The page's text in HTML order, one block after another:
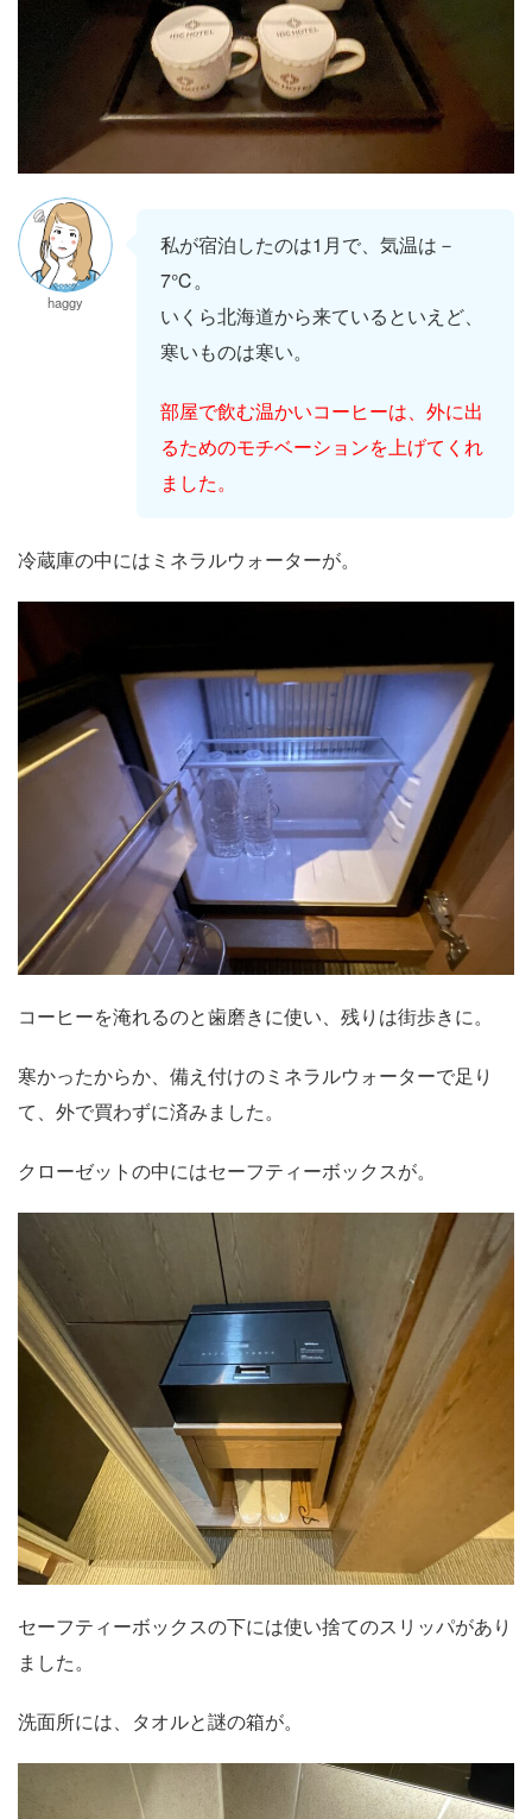
haggy
私が宿泊したのは1月で、気温は－
7℃。
いくら北海道から来ているといえど、
寒いものは寒い。
部屋で飲む温かいコーヒーは、外に出
るためのモチベーションを上げてくれ
ました。
冷蔵庫の中にはミネラルウォーターが。
コーヒーを淹れるのと歯磨きに使い、残りは街歩きに。
寒かったからか、備え付けのミネラルウォーターで足り
て、外で買わずに済みました。
クローゼットの中にはセーフティーボックスが。
セーフティーボックスの下には使い捨てのスリッパがあり
ました。
洗面所には、タオルと謎の箱が。